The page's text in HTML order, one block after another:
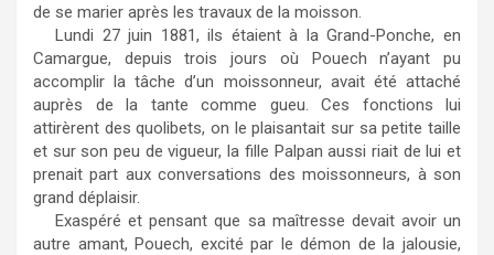
de se marier après les travaux de la moisson.
Lundi 27 juin 1881, ils étaient à la Grand-Ponche, en
Camargue, depuis trois jours où Pouech n’ayant pu
accomplir la tâche d’un moissonneur, avait été attaché
auprès de la tante comme gueu. Ces fonctions lui
attirèrent des quolibets, on le plaisantait sur sa petite taille
et sur son peu de vigueur, la fille Palpan aussi riait de lui et
prenait part aux conversations des moissonneurs, à son
grand déplaisir.
Exaspéré et pensant que sa maîtresse devait avoir un
autre amant, Pouech, excité par le démon de la jalousie,